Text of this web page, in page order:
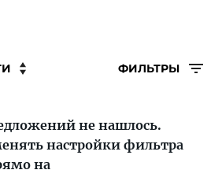
ФИЛЬТРЫ
не нашлось.
настройки фильтра
на